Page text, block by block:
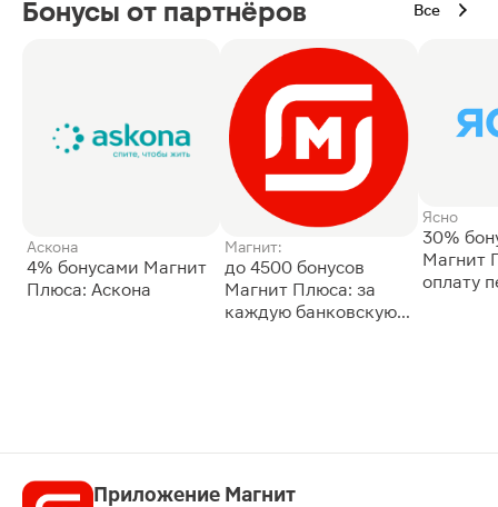
Бонусы от партнёров Все
Аскона
4% бонусами Магнит
Плюса: Аскона
Магнит:
до 4500 бонусов
Магнит Плюса: за
каждую банковскую
Ясно
30%
Магнит
оплату
Приложение Магнит